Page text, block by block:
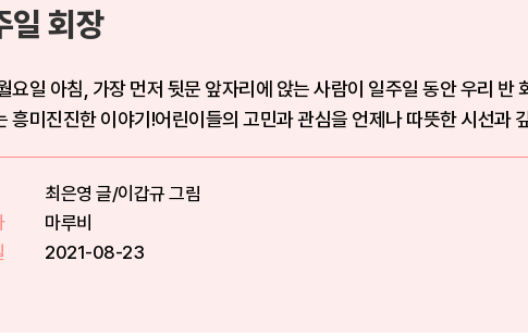
일 회장
요일 아침, 가장 먼저 뒷문 앞자리에 앉는 사람이 일주일 동안 우리 반
흥미진진한 이야기!어린이들의 고민과 관심을 언제나 따뜻한 시선과
최은영 글/이갑규 그림
마루비
2021-08-23